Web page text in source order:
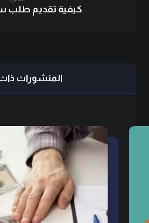
كيفية تقديم طلب
المنشورات